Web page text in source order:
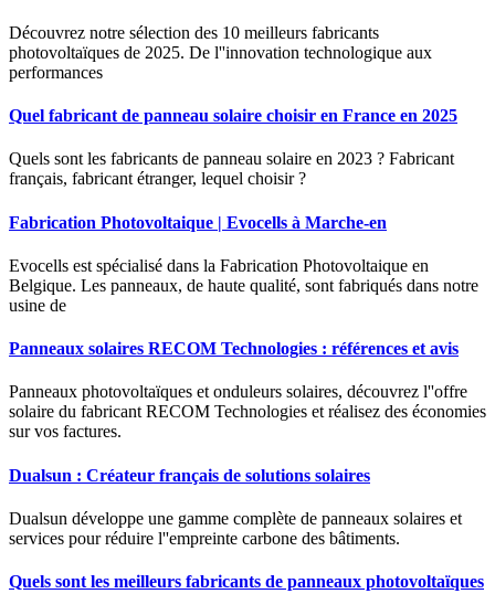
Découvrez notre sélection des 10 meilleurs fabricants
photovoltaïques de 2025. De l''innovation technologique aux
performances
Quel fabricant de panneau solaire choisir en France en 2025
Quels sont les fabricants de panneau solaire en 2023 ? Fabricant
français, fabricant étranger, lequel choisir ?
Fabrication Photovoltaique | Evocells à Marche-en
Evocells est spécialisé dans la Fabrication Photovoltaique en
Belgique. Les panneaux, de haute qualité, sont fabriqués dans notre
usine de
Panneaux solaires RECOM Technologies : références et avis
Panneaux photovoltaïques et onduleurs solaires, découvrez l''offre
solaire du fabricant RECOM Technologies et réalisez des économies
sur vos factures.
Dualsun : Créateur français de solutions solaires
Dualsun développe une gamme complète de panneaux solaires et
services pour réduire l''empreinte carbone des bâtiments.
Quels sont les meilleurs fabricants de panneaux photovoltaïques